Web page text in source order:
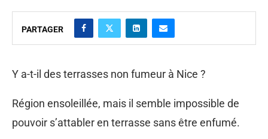
PARTAGER
Y a-t-il des terrasses non fumeur à Nice ?
Région ensoleillée, mais il semble impossible de
pouvoir s’attabler en terrasse sans être enfumé.